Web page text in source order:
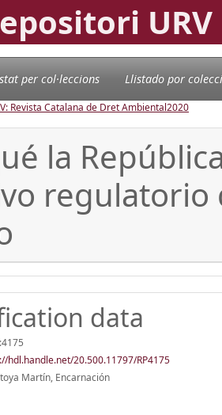
URV
per col·leccions Llistado por
Revista Catalana de Dret Ambiental2020
la
regulatorio
data
hdl.handle.net/20.500.11797/RP4175
Martín, Encarnación